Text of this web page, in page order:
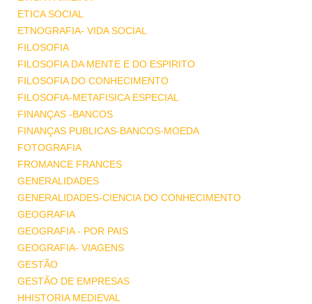
ETICA SOCIAL
ETNOGRAFIA- VIDA SOCIAL
FILOSOFIA
FILOSOFIA DA MENTE E DO ESPIRITO
FILOSOFIA DO CONHECIMENTO
FILOSOFIA-METAFISICA ESPECIAL
FINANÇAS -BANCOS
FINANÇAS PUBLICAS-BANCOS-MOEDA
FOTOGRAFIA
FROMANCE FRANCES
GENERALIDADES
GENERALIDADES-CIENCIA DO CONHECIMENTO
GEOGRAFIA
GEOGRAFIA - POR PAIS
GEOGRAFIA- VIAGENS
GESTÃO
GESTÃO DE EMPRESAS
HHISTORIA MEDIEVAL